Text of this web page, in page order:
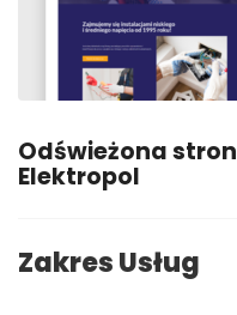
Odświeżona
Elektropol
Zakres Usług